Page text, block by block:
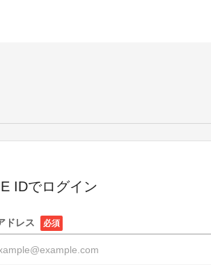
IDでログイン
ドレス 必須